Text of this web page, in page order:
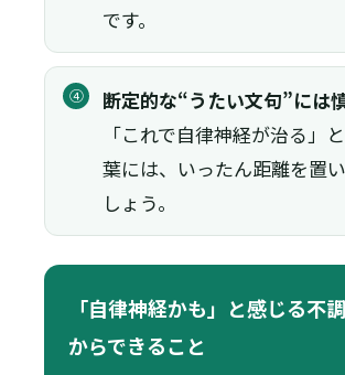
です。
④
断定的な“うたい文句”には
「これで自律神経が治る」
葉には、いったん距離を置
しょう。
「自律神経かも」と感じる不
からできること